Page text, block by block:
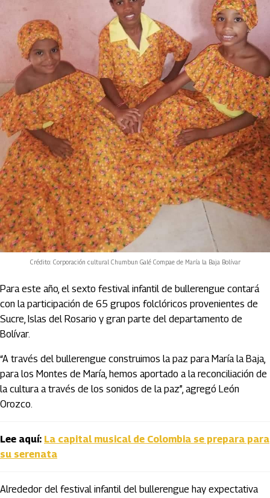
Crédito: Corporación cultural Chumbun Galé Compae de María la Baja Bolívar
Para este año, el sexto festival infantil de bullerengue contará
con la participación de 65 grupos folclóricos provenientes de
Sucre, Islas del Rosario y gran parte del departamento de
Bolívar.
“A través del bullerengue construimos la paz para María la Baja,
para los Montes de María, hemos aportado a la reconciliación de
la cultura a través de los sonidos de la paz”, agregó León
Orozco.
Lee aquí: La capital musical de Colombia se prepara para
su serenata
Alrededor del festival infantil del bullerengue hay expectativa